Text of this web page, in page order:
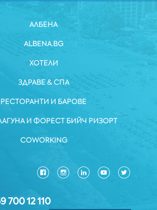
АЛБЕНА
ALBENA.BG
ХОТЕЛИ
ЗДРАВЕ & СПА
РЕСТОРАНТИ И БАРОВЕ
И ФОРЕСТ БИЙЧ РИЗОРТ
COWORKING
700 12 110